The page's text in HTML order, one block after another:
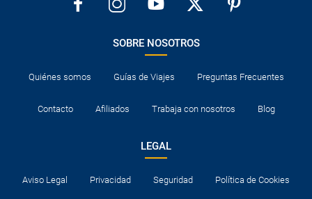
SOBRE NOSOTROS
Quiénes somos Guías de Viajes Preguntas Frecuentes
Contacto Afiliados Trabaja con nosotros Blog
LEGAL
Aviso Legal Privacidad Seguridad Política de Cookies